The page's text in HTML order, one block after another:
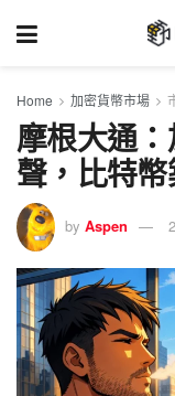
Home 加密貨幣市場
摩根大通
聲，比特
by Aspen